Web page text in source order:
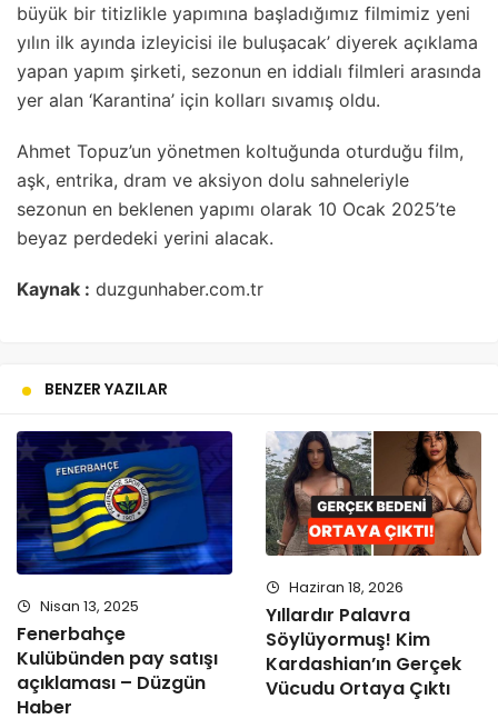
büyük bir titizlikle yapımına başladığımız filmimiz yeni
yılın ilk ayında izleyicisi ile buluşacak’ diyerek açıklama
yapan yapım şirketi, sezonun en iddialı filmleri arasında
yer alan ‘Karantina’ için kolları sıvamış oldu.
Ahmet Topuz’un yönetmen koltuğunda oturduğu film,
aşk, entrika, dram ve aksiyon dolu sahneleriyle
sezonun en beklenen yapımı olarak 10 Ocak 2025’te
beyaz perdedeki yerini alacak.
Kaynak : duzgunhaber.com.tr
BENZER YAZILAR
Nisan 13, 2025
Fenerbahçe
Kulübünden pay satışı
açıklaması – Düzgün
Haber
Haziran 18, 2026
Yıllardır Palavra
Söylüyormuş! Kim
Kardashian’ın Gerçek
Vücudu Ortaya Çıktı